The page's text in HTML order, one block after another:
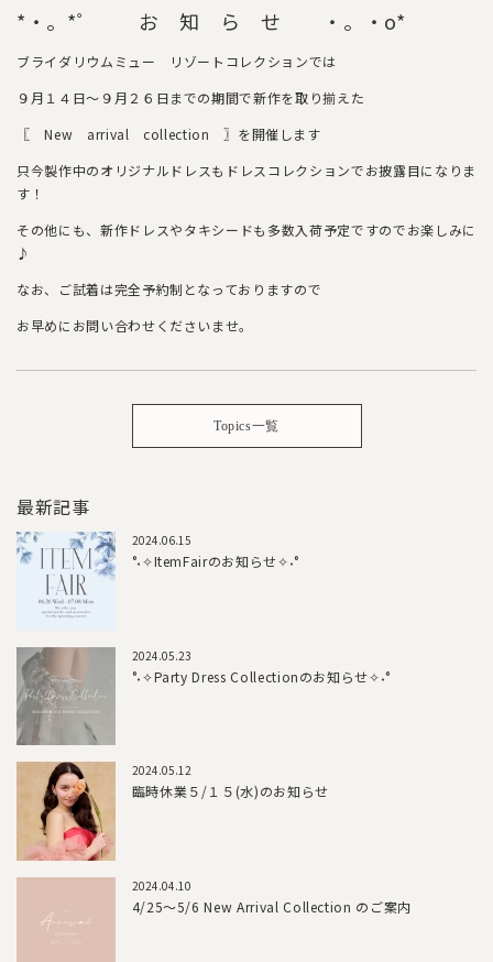
*・。*゜ お 知 ら せ ・。・o*
ブライダリウムミュー リゾートコレクションでは
９月１４日～９月２６日までの期間で新作を取り揃えた
〖 New arrival collection 〗を開催します
只今製作中のオリジナルドレスもドレスコレクションでお披露目になりま
す！
その他にも、新作ドレスやタキシードも多数入荷予定ですのでお楽しみに
♪
なお、ご試着は完全予約制となっておりますので
お早めにお問い合わせくださいませ。
Topics一覧
最新記事
2024.06.15
°˖✧ItemFairのお知らせ✧˖°
2024.05.23
°˖✧Party Dress Collectionのお知らせ✧˖°
2024.05.12
臨時休業５/１５(水)のお知らせ
2024.04.10
4/25～5/6 New Arrival Collection のご案内